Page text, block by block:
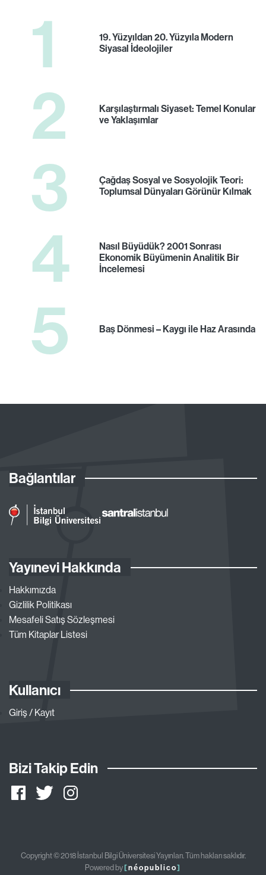
1
19. Yüzyıldan 20. Yüzyıla Modern
Siyasal İdeolojiler
2
Karşılaştırmalı Siyaset: Temel Konular
ve Yaklaşımlar
3
Çağdaş Sosyal ve Sosyolojik Teori:
Toplumsal Dünyaları Görünür Kılmak
4
Nasıl Büyüdük? 2001 Sonrası
Ekonomik Büyümenin Analitik Bir
İncelemesi
5 Baş Dönmesi – Kaygı ile Haz Arasında
Bağlantılar
Yayınevi Hakkında
Hakkımızda
Gizlilik Politikası
Mesafeli Satış Sözleşmesi
Tüm Kitaplar Listesi
Kullanıcı
Giriş / Kayıt
Bizi Takip Edin
Copyright © 2018 İstanbul Bilgi Üniversitesi Yayınları. Tüm hakları saklıdır.
Powered by[néopublico]